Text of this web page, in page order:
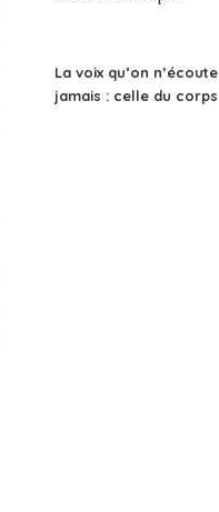
La voix qu’on n’écoute
jamais : celle du corps